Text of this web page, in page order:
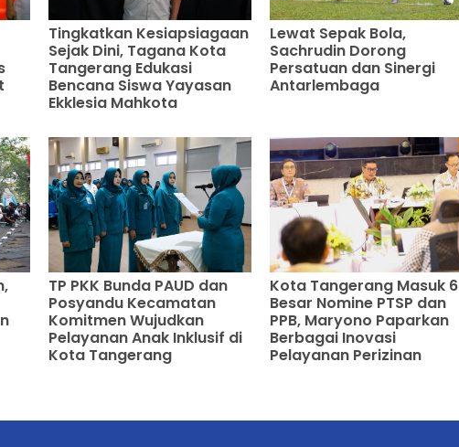
Tingkatkan Kesiapsiagaan
Sejak Dini, Tagana Kota
Tangerang Edukasi
Bencana Siswa Yayasan
Ekklesia Mahkota
Lewat Sepak Bola,
Sachrudin Dorong
Persatuan dan Sinergi
Antarlembaga
TP PKK Bunda PAUD dan
Posyandu Kecamatan
Komitmen Wujudkan
Pelayanan Anak Inklusif di
Kota Tangerang
Kota Tangerang Masuk 6
Besar Nomine PTSP dan
PPB, Maryono Paparkan
Berbagai Inovasi
Pelayanan Perizinan